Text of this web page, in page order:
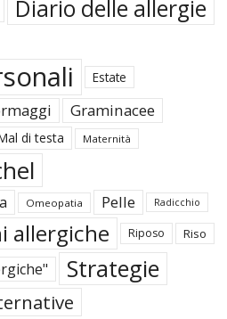
Diario delle allergie
Estate
Graminacee
di testa Maternità
Omeopatia Pelle Radicchio
allergiche Riposo Riso
Strategie